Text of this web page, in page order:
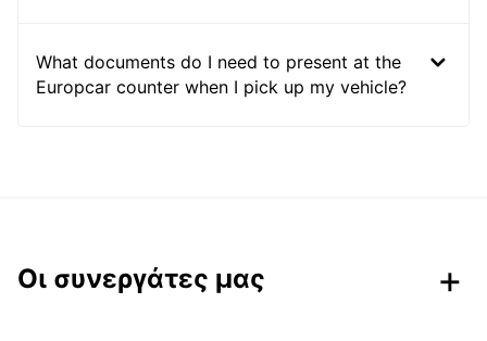
What documents do I need to present at the
Europcar counter when I pick up my vehicle?
Οι συνεργάτες μας